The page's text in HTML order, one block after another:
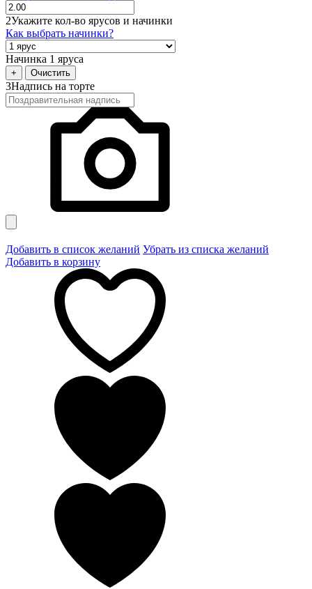
2Укажите кол-во ярусов и начинки
Как выбрать начинки?
Начинка 1 яруса
+ Очистить
3Надпись на торте
Добавить в список желаний Убрать из списка желаний
Добавить в корзину